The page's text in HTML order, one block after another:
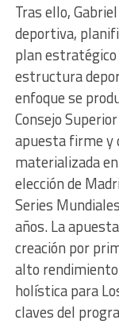
Tras ello,
deportiva,
plan
estructura
enfoque se
Consejo
apuesta firme y
materializada
elección de
Series
años. La
creación por
alto
holística para
claves del